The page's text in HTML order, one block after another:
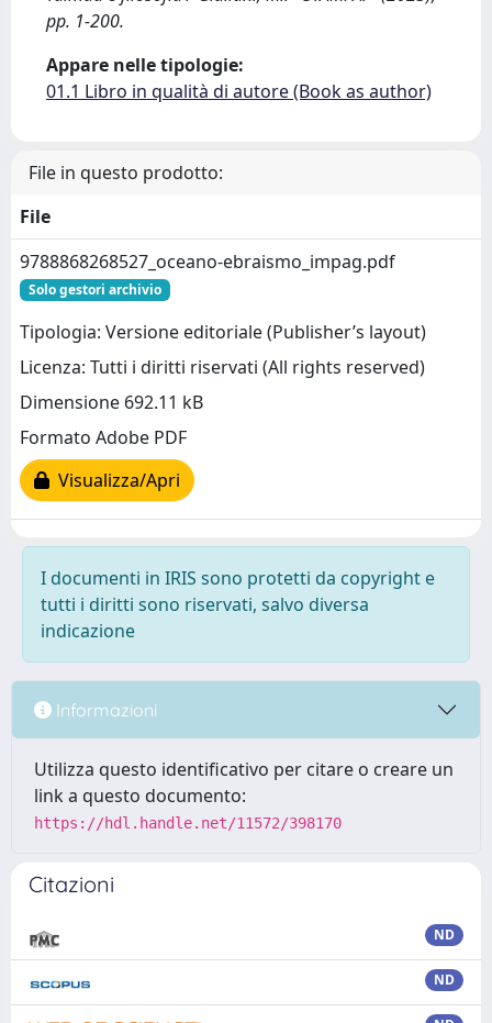
pp. 1-200.
Appare nelle tipologie:
01.1 Libro in qualità di autore (Book as author)
File in questo prodotto:
File
9788868268527_oceano-ebraismo_impag.pdf
Solo gestori archivio
Tipologia: Versione editoriale (Publisher’s layout)
Licenza: Tutti i diritti riservati (All rights reserved)
Dimensione 692.11 kB
Formato Adobe PDF
Visualizza/Apri
I documenti in IRIS sono protetti da copyright e
tutti i diritti sono riservati, salvo diversa
indicazione
Informazioni
Utilizza questo identificativo per citare o creare un
link a questo documento:
https://hdl.handle.net/11572/398170
Citazioni
ND
ND